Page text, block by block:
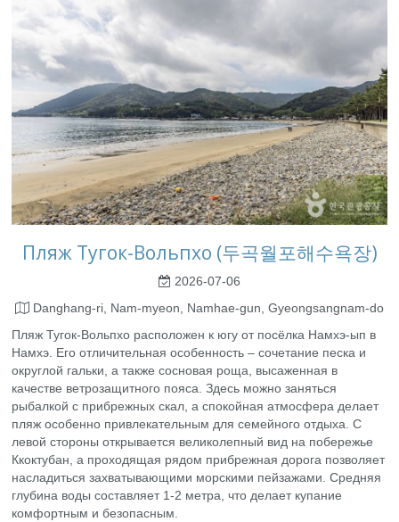
Пляж Тугок-Вольпхо (두곡월포해수욕장)
2026-07-06
Danghang-ri, Nam-myeon, Namhae-gun, Gyeongsangnam-do
Пляж Тугок-Вольпхо расположен к югу от посёлка Намхэ-ып в
Намхэ. Его отличительная особенность – сочетание песка и
округлой гальки, а также сосновая роща, высаженная в
качестве ветрозащитного пояса. Здесь можно заняться
рыбалкой с прибрежных скал, а спокойная атмосфера делает
пляж особенно привлекательным для семейного отдыха. С
левой стороны открывается великолепный вид на побережье
Ккоктубан, а проходящая рядом прибрежная дорога позволяет
насладиться захватывающими морскими пейзажами. Средняя
глубина воды составляет 1-2 метра, что делает купание
комфортным и безопасным.